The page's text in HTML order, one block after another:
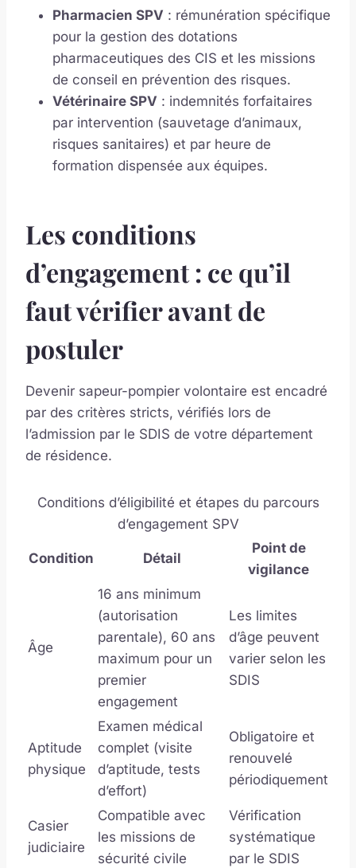
Pharmacien SPV : rémunération spécifique
pour la gestion des dotations
pharmaceutiques des CIS et les missions
de conseil en prévention des risques.
Vétérinaire SPV : indemnités forfaitaires
par intervention (sauvetage d’animaux,
risques sanitaires) et par heure de
formation dispensée aux équipes.
Les conditions
d’engagement : ce qu’il
faut vérifier avant de
postuler
Devenir sapeur-pompier volontaire est encadré
par des critères stricts, vérifiés lors de
l’admission par le SDIS de votre département
de résidence.
Conditions d’éligibilité et étapes du parcours
d’engagement SPV
Condition Détail
Point de
vigilance
Âge
16 ans minimum
(autorisation
parentale), 60 ans
maximum pour un
premier
engagement
Les limites
d’âge peuvent
varier selon les
SDIS
Aptitude
physique
Examen médical
complet (visite
d’aptitude, tests
d’effort)
Obligatoire et
renouvelé
périodiquement
Casier
judiciaire
Compatible avec
les missions de
sécurité civile
Vérification
systématique
par le SDIS